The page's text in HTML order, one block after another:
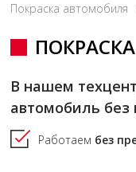
Покраска автомобиля
В нашем
автомобиль без
Работаем без